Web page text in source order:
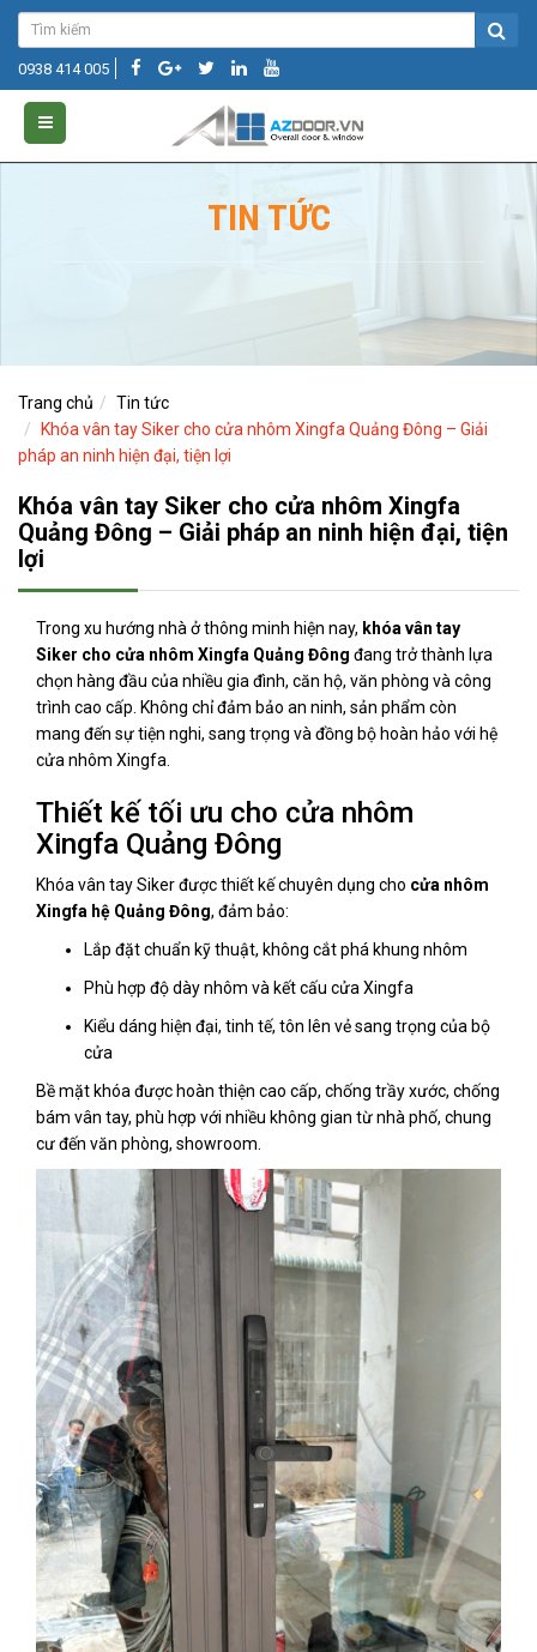
0938 414 005
TIN TỨC
Trang chủ
Tin tức
Khóa vân tay Siker cho cửa nhôm Xingfa Quảng Đông – Giải
pháp an ninh hiện đại, tiện lợi
Khóa vân tay Siker cho cửa nhôm Xingfa
Quảng Đông – Giải pháp an ninh hiện đại, tiện
lợi
Trong xu hướng nhà ở thông minh hiện nay, khóa vân tay
Siker cho cửa nhôm Xingfa Quảng Đông đang trở thành lựa
chọn hàng đầu của nhiều gia đình, căn hộ, văn phòng và công
trình cao cấp. Không chỉ đảm bảo an ninh, sản phẩm còn
mang đến sự tiện nghi, sang trọng và đồng bộ hoàn hảo với hệ
cửa nhôm Xingfa.
Thiết kế tối ưu cho cửa nhôm
Xingfa Quảng Đông
Khóa vân tay Siker được thiết kế chuyên dụng cho cửa nhôm
Xingfa hệ Quảng Đông, đảm bảo:
Lắp đặt chuẩn kỹ thuật, không cắt phá khung nhôm
Phù hợp độ dày nhôm và kết cấu cửa Xingfa
Kiểu dáng hiện đại, tinh tế, tôn lên vẻ sang trọng của bộ
cửa
Bề mặt khóa được hoàn thiện cao cấp, chống trầy xước, chống
bám vân tay, phù hợp với nhiều không gian từ nhà phố, chung
cư đến văn phòng, showroom.